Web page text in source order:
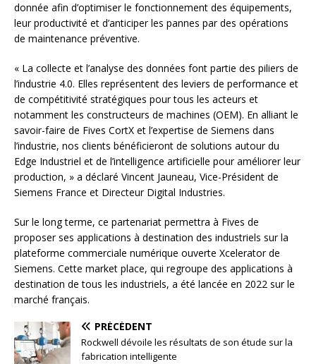
donnée afin d’optimiser le fonctionnement des équipements,
leur productivité et d’anticiper les pannes par des opérations
de maintenance préventive.
« La collecte et l’analyse des données font partie des piliers de
l’industrie 4.0. Elles représentent des leviers de performance et
de compétitivité stratégiques pour tous les acteurs et
notamment les constructeurs de machines (OEM). En alliant le
savoir-faire de Fives CortX et l’expertise de Siemens dans
l’industrie, nos clients bénéficieront de solutions autour du
Edge Industriel et de l’intelligence artificielle pour améliorer leur
production, » a déclaré Vincent Jauneau, Vice-Président de
Siemens France et Directeur Digital Industries.
Sur le long terme, ce partenariat permettra à Fives de
proposer ses applications à destination des industriels sur la
plateforme commerciale numérique ouverte Xcelerator de
Siemens. Cette market place, qui regroupe des applications à
destination de tous les industriels, a été lancée en 2022 sur le
marché français.
PRÉCÉDENT
Rockwell dévoile les résultats de son étude sur la
fabrication intelligente